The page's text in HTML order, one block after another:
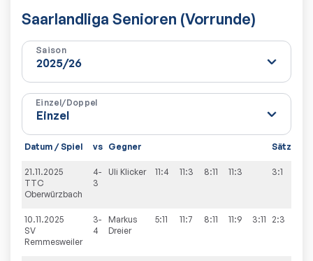
Saarlandliga Senioren (Vorrunde)
Saison
Einzel/Doppel
Datum / Spiel vs Gegner Sätze
21.11.2025
TTC
Oberwürzbach
4-
3
Uli Klicker 11:4 11:3 8:11 11:3 3:1
10.11.2025
SV
Remmesweiler
3-
4
Markus
Dreier
5:11 11:7 8:11 11:9 3:11 2:3